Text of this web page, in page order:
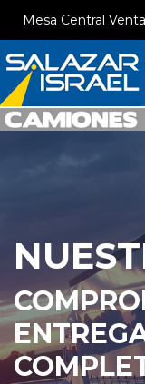
Mesa Central
FILTRAR